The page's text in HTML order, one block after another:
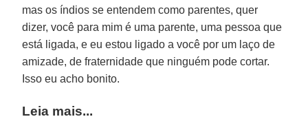
mas os índios se entendem como parentes, quer
dizer, você para mim é uma parente, uma pessoa que
está ligada, e eu estou ligado a você por um laço de
amizade, de fraternidade que ninguém pode cortar.
Isso eu acho bonito.
Leia mais...